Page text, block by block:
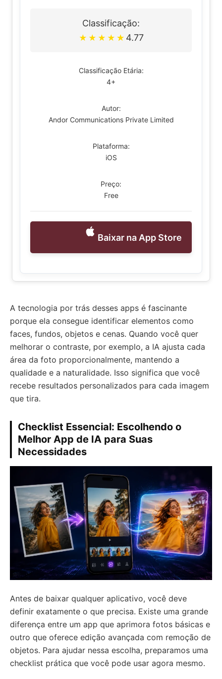
Classificação:
★ ★ ★ ★ ★ 4.77
Classificação Etária:
4+
Autor:
Andor Communications Private Limited
Plataforma:
iOS
Preço:
Free
Baixar na App Store
A tecnologia por trás desses apps é fascinante
porque ela consegue identificar elementos como
faces, fundos, objetos e cenas. Quando você quer
melhorar o contraste, por exemplo, a IA ajusta cada
área da foto proporcionalmente, mantendo a
qualidade e a naturalidade. Isso significa que você
recebe resultados personalizados para cada imagem
que tira.
Checklist Essencial: Escolhendo o
Melhor App de IA para Suas
Necessidades
Antes de baixar qualquer aplicativo, você deve
definir exatamente o que precisa. Existe uma grande
diferença entre um app que aprimora fotos básicas e
outro que oferece edição avançada com remoção de
objetos. Para ajudar nessa escolha, preparamos uma
checklist prática que você pode usar agora mesmo.